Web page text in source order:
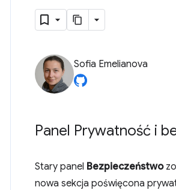
Sofia Emelianova
Panel Prywatność i
Stary panel Bezpieczeństwo
nowa sekcja poświęcona